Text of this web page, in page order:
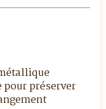
pour préserver